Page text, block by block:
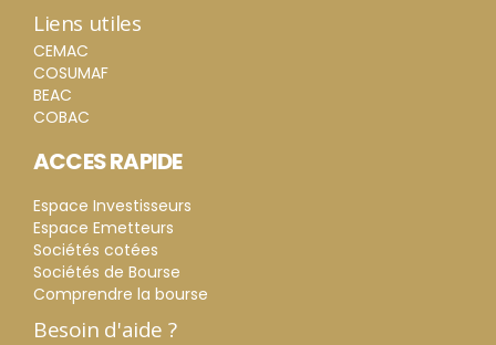
Liens utiles
CEMAC
COSUMAF
BEAC
COBAC
ACCES RAPIDE
Espace Investisseurs
Espace Emetteurs
Sociétés cotées
Sociétés de Bourse
Comprendre la bourse
Besoin d'aide ?